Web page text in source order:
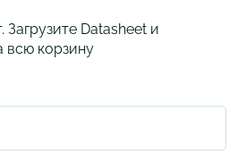
Загрузите Datasheet и
всю корзину